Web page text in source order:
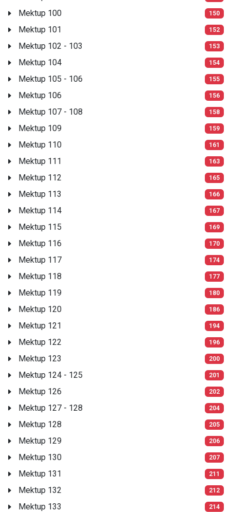
Mektup 100 150
Mektup 101 152
Mektup 102 - 103 153
Mektup 104 154
Mektup 105 - 106 155
Mektup 106 156
Mektup 107 - 108 158
Mektup 109 159
Mektup 110 161
Mektup 111 163
Mektup 112 165
Mektup 113 166
Mektup 114 167
Mektup 115 169
Mektup 116 170
Mektup 117 174
Mektup 118 177
Mektup 119 180
Mektup 120 186
Mektup 121 194
Mektup 122 196
Mektup 123 200
Mektup 124 - 125 201
Mektup 126 202
Mektup 127 - 128 204
Mektup 128 205
Mektup 129 206
Mektup 130 207
Mektup 131 211
Mektup 132 212
Mektup 133 214